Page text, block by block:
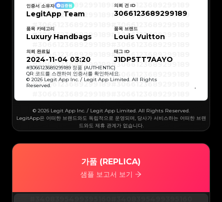
#3066123689299189
#3066123689299189
#3066123689299189
#3066123689299189
#3066123689299189
#3066123689299189
#3066123689299189
#3066123689299189
#3066123689299189
#3066123689299189
#3066123689299189
#3066123689299189
#3066123689299189#3066123689299189
#3066123689299189#3066123689299189
#3066123689299189
#3066123689299189#3066123689299189
#3066123689299189#3066123689299189
#3066123689299189#3066123689299189
#3066123689299189#3066123689299189
#3066123689299189#3066123689299189
#3066123689299189#3066123689299189
#3066123689299189
#3066123689299189
#3066123689299189
#3066123689299189
#3066123689299189
#3066123689299189
#3066123689299189
#3066123689299189
#3066123689299189
#3066123689299189
#3066123689299189#3066123689299189
#3066123689299189#3066123689299189
#3066123689299189#3066123689299189
#3066123689299189#3066123689299189
#3066123689299189#3066123689299189
#3066123689299189#3066123689299189
#3066123689299189#3066123689299189
#3066123689299189#3066123689299189
#3066123689299189#3066123689299189
#3066123689299189#3066123689299189
#3066123689299189#3066123689299189
인증서 소유자 검증됨
LegitApp Team
의뢰 건 ID
3066123689299189
품목 카테고리
Luxury Handbags
품목 브랜드
Louis Vuitton
의뢰 완료일
2024-11-04 03:20
태그 ID
J1DP5TT7AAYO
#3066123689299189 정품 (AUTHENTIC)
QR 코드를 스캔하여 인증서를 확인하세요.
© 2026 Legit App Inc. / Legit App Limited. All Rights
Reserved.
© 2026 Legit App Inc. / Legit App Limited. All Rights Reserved.
LegitApp은 어떠한 브랜드와도 독립적으로 운영되며, 당사가 서비스하는 어떠한 브랜
드와도 제휴 관계가 없습니다.
가품 (REPLICA)
샘플 보고서 보기